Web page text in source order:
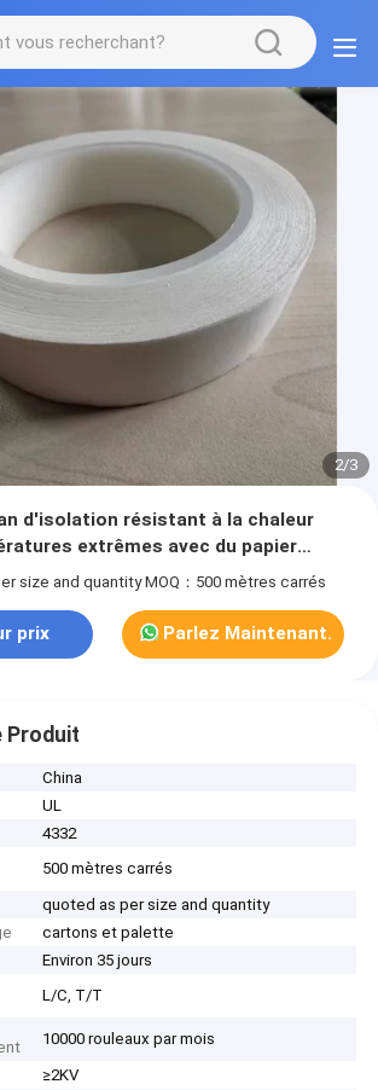
2/3
d'isolation résistant à la chaleur
extrêmes avec du papier
size and quantity MOQ：500 mètres carrés
prix Parlez Maintenant.
Produit
China
UL
4332
500 mètres carrés
quoted as per size and quantity
cartons et palette
Environ 35 jours
L/C, T/T
10000 rouleaux par mois
≥2KV